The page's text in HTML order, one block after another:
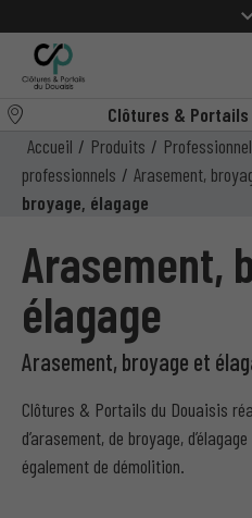
Clôtures & Portails
Accueil / Produits / Professionnel
professionnels / Arasement,
broyage, élagage
Arasement,
élagage
Arasement, broyage et
Clôtures & Portails du Douaisis
d’arasement, de broyage,
également de démolition.